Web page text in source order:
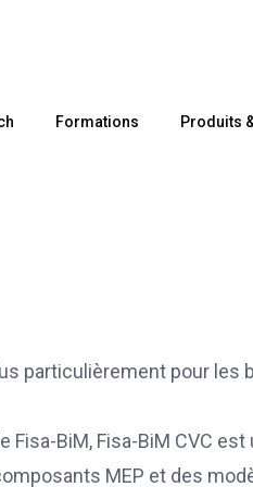
Formations Produits
particulièrement pour les
BiM, Fisa-BiM CVC
MEP et des